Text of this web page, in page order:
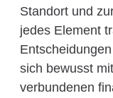
Standort und
jedes Element
sich bewusst
verbundenen